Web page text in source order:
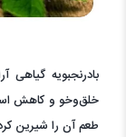
بادرنجبویه
خلق‌وخو و کاهش
طعم آن را شیرین